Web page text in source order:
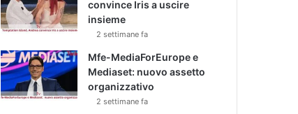
convince Iris a uscire
insieme
2 settimane fa
Mfe-MediaForEurope e
Mediaset: nuovo assetto
organizzativo
2 settimane fa